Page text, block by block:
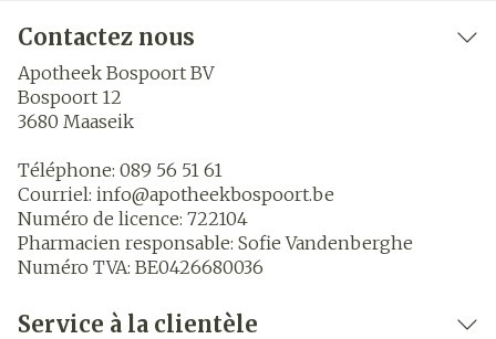
Contactez nous
Apotheek Bospoort BV
Bospoort 12
3680 Maaseik
Téléphone: 089 56 51 61
Courriel: info@apotheekbospoort.be
Numéro de licence: 722104
Pharmacien responsable: Sofie Vandenberghe
Numéro TVA: BE0426680036
Service à la clientèle